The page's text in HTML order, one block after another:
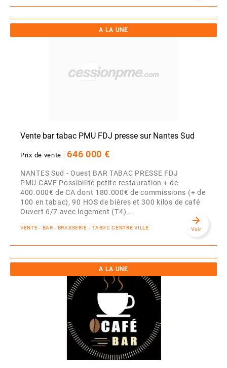
A LA UNE
Vente bar tabac PMU FDJ presse sur Nantes Sud
Prix de vente :646 000 €
NANTES Sud - Ouest BAR TABAC PRESSE FDJ
PMU CAVE Possibilité petite restauration + de
400.000€ de CA dont 180.000€ de commissions (+ de
100 en tabac), 90 HOS de bières et 300 kilos de café
Ouvert 6/7 avec logement (T4)...
VENTE - BAR - BRASSERIE - TABAC CENTRE VILLE
arrow_forward
Voir
A LA UNE